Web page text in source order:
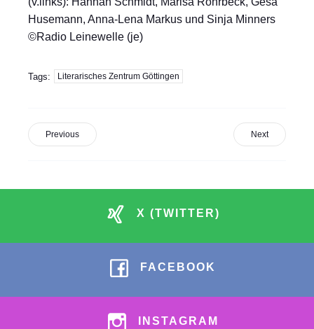
Husemann, Anna-Lena Markus und Sinja Minners
©Radio Leinewelle (je)
Tags: Literarisches Zentrum Göttingen
Previous Next
X (TWITTER)
FACEBOOK
INSTAGRAM